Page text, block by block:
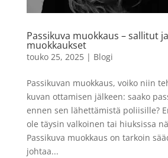
Passikuva muokkaus – sallitut
muokkaukset
touko 25, 2025| Blogi
Passikuvan muokkaus, voiko niin
kuvan ottamisen jälkeen: saako
ennen sen lähettämistä poliisille?
ole täysin valkoinen tai hiuksissa
Passikuva muokkaus on tarkoin
johtaa...
tuotteella
useampi
muunnelma.
Voit
valinnat
tuotteen
sivulla.